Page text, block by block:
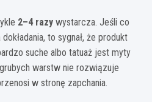
2–4 razy wystarcza. Jeśli co
to sygnał, że produkt
suche albo tatuaż jest myty
warstw nie rozwiązuje
w stronę zapchania.